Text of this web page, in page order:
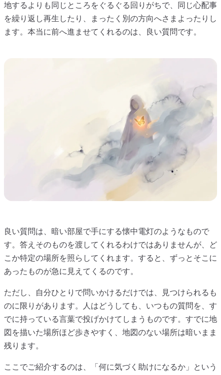
地するよりも同じところをぐるぐる回りがちで、同じ心配事
を繰り返し再生したり、まったく別の方向へさまよったりし
ます。本当に前へ進ませてくれるのは、良い質問です。
良い質問は、暗い部屋で手にする懐中電灯のようなもので
す。答えそのものを渡してくれるわけではありませんが、ど
こか特定の場所を照らしてくれます。すると、ずっとそこに
あったものが急に見えてくるのです。
ただし、自分ひとりで問いかけるだけでは、見つけられるも
のに限りがあります。人はどうしても、いつもの質問を、す
でに持っている言葉で投げかけてしまうものです。すでに地
図を描いた場所ほど歩きやすく、地図のない場所は暗いまま
残ります。
ここでご紹介するのは、「何に気づく助けになるか」という